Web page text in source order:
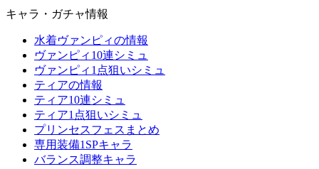
キャラ・ガチャ情報
水着ヴァンピィの情報
ヴァンピィ10連シミュ
ヴァンピィ1点狙いシミュ
ティアの情報
ティア10連シミュ
ティア1点狙いシミュ
プリンセスフェスまとめ
専用装備1SPキャラ
バランス調整キャラ